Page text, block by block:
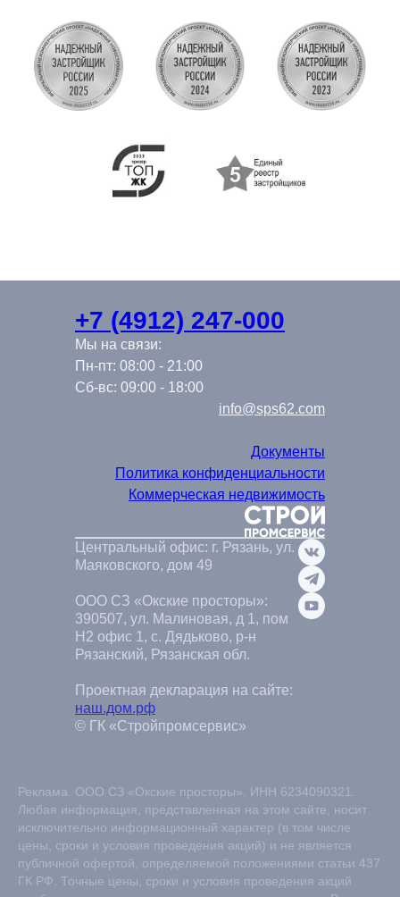
+7 (4912) 247-000
Мы на связи:
Пн-пт: 08:00 - 21:00
Сб-вс: 09:00 - 18:00
info@sps62.com
Документы
Политика конфиденциальности
Коммерческая недвижимость
Центральный офис: г. Рязань, ул.
Маяковского, дом 49
ООО СЗ «Окские просторы»:
390507, ул. Малиновая, д 1, пом
Н2 офис 1, с. Дядьково, р-н
Рязанский, Рязанская обл.
Проектная декларация на сайте:
наш.дом.рф
© ГК «Стройпромсервис»
Реклама. ООО СЗ «Окские просторы». ИНН 6234090321.
Любая информация, представленная на этом сайте, носит
исключительно информационный характер (в том числе
цены, сроки и условия проведения акций) и не является
публичной офертой, определяемой положениями статьи 437
ГК РФ. Точные цены, сроки и условия проведения акций